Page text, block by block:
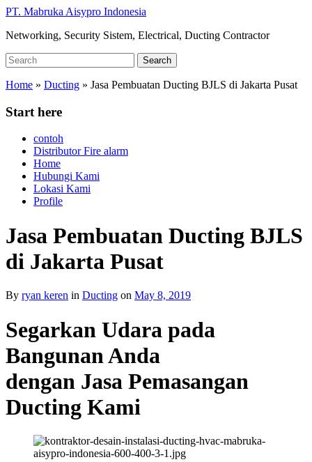
Skip
main
PT. Mabruka Aisypro Indonesia
Networking, Security Sistem, Electrical, Ducting Contractor
Search
for:
Search
Home » Ducting » Jasa Pembuatan Ducting BJLS di Jakarta Pusat
Start here
contoh
Distributor Fire alarm
Home
Hubungi Kami
Lokasi Kami
Profile
Jasa Pembuatan Ducting BJLS
di Jakarta Pusat
By ryan keren in Ducting on May 8, 2019
Segarkan Udara pada
Bangunan Anda
dengan Jasa Pemasangan
Ducting Kami